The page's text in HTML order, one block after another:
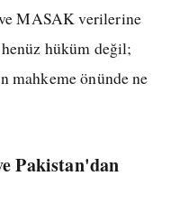
MASAK verilerine
hüküm değil;
mahkeme önünde ne
Pakistan'dan